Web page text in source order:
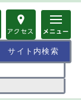
アクセス メニュー